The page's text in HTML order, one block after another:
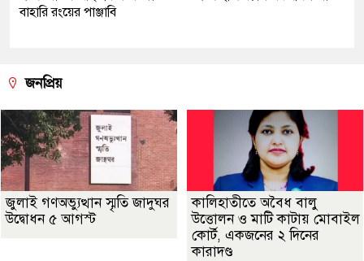
বাহারি রংয়ের পাঞ্জাবি
জনপ্রিয়
জুলাই গণঅভ্যুত্থান স্মৃতি জাদুঘর
উদ্বোধন ৫ আগস্ট
কালিহাতীতে অবৈধ বালু
উত্তোলন ও মাটি কাটায় মোবাইল
কোর্ট, একজনের ২ দিনের
কারাদণ্ড